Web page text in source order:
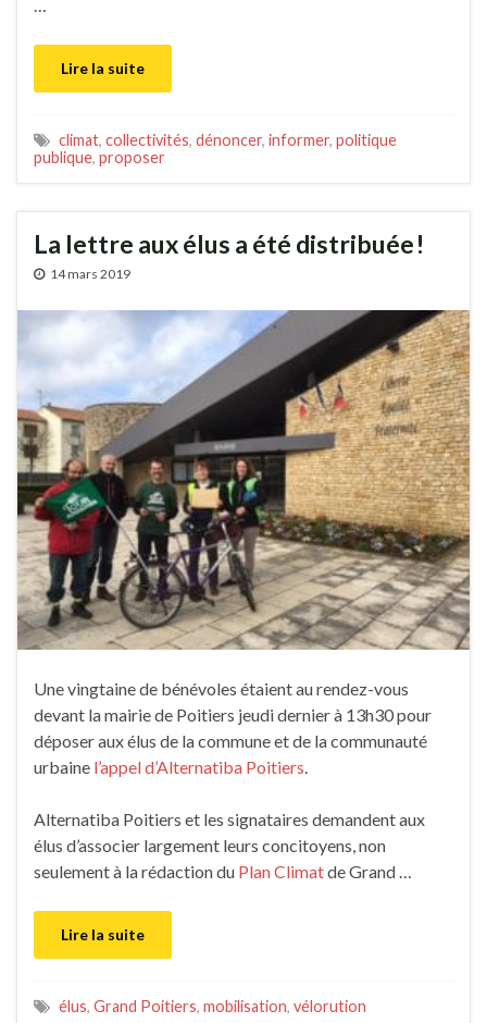
…
Lire la suite
climat, collectivités, dénoncer, informer, politique
publique, proposer
La lettre aux élus a été distribuée !
14 mars 2019
Une vingtaine de bénévoles étaient au rendez-vous
devant la mairie de Poitiers jeudi dernier à 13h30 pour
déposer aux élus de la commune et de la communauté
urbaine l’appel d’Alternatiba Poitiers.
Alternatiba Poitiers et les signataires demandent aux
élus d’associer largement leurs concitoyens, non
seulement à la rédaction du Plan Climatde Grand …
Lire la suite
élus, Grand Poitiers, mobilisation, vélorution